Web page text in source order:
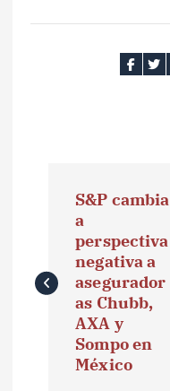
e
S&P cambia
a
perspectiva
negativa a
asegurador
as Chubb,
AXA y
Sompo en
México